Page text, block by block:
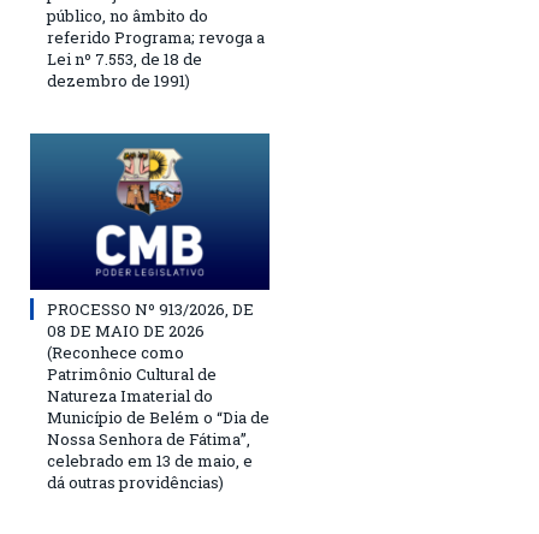
público, no âmbito do
referido Programa; revoga a
Lei nº 7.553, de 18 de
dezembro de 1991)
PROCESSO Nº 913/2026, DE
08 DE MAIO DE 2026
(Reconhece como
Patrimônio Cultural de
Natureza Imaterial do
Município de Belém o “Dia de
Nossa Senhora de Fátima”,
celebrado em 13 de maio, e
dá outras providências)